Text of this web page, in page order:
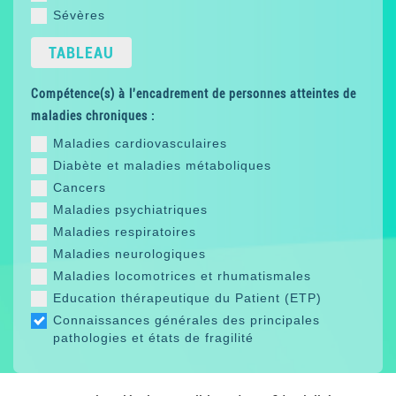
Sévères
TABLEAU
Compétence(s) à l'encadrement de personnes atteintes de
maladies chroniques :
Maladies cardiovasculaires
Diabète et maladies métaboliques
Cancers
Maladies psychiatriques
Maladies respiratoires
Maladies neurologiques
Maladies locomotrices et rhumatismales
Education thérapeutique du Patient (ETP)
Connaissances générales des principales
pathologies et états de fragilité